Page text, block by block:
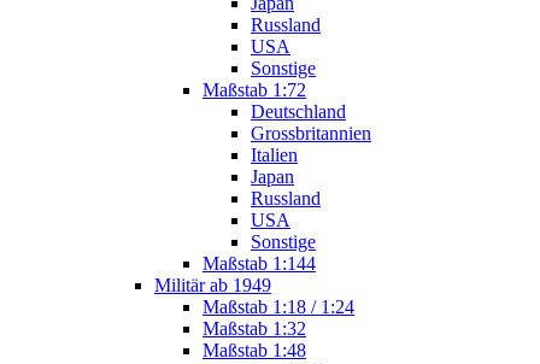
Russland
USA
Sonstige
Maßstab 1:72
Deutschland
Grossbritannien
Italien
Japan
Russland
USA
Sonstige
Maßstab 1:144
Militär ab 1949
Maßstab 1:18 / 1:24
Maßstab 1:32
Maßstab 1:48